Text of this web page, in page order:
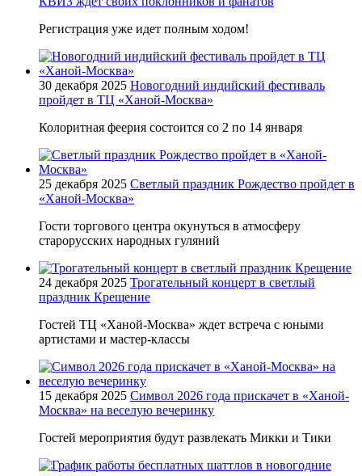
Регистрация уже идет полным ходом!
30 декабря 2025 Новогодний индийский фестиваль
пройдет в ТЦ «Ханой-Москва»
Колоритная феерия состоится со 2 по 14 января
25 декабря 2025 Светлый праздник Рождество пройдет в
«Ханой-Москва»
Гости торгового центра окунуться в атмосферу
старорусских народных гуляний
24 декабря 2025 Трогательный концерт в светлый
праздник Крещение
Гостей ТЦ «Ханой-Москва» ждет встреча с юными
артистами и мастер-классы
15 декабря 2025 Символ 2026 года прискачет в «Ханой-
Москва» на веселую вечеринку
Гостей мероприятия будут развлекать Микки и Тики